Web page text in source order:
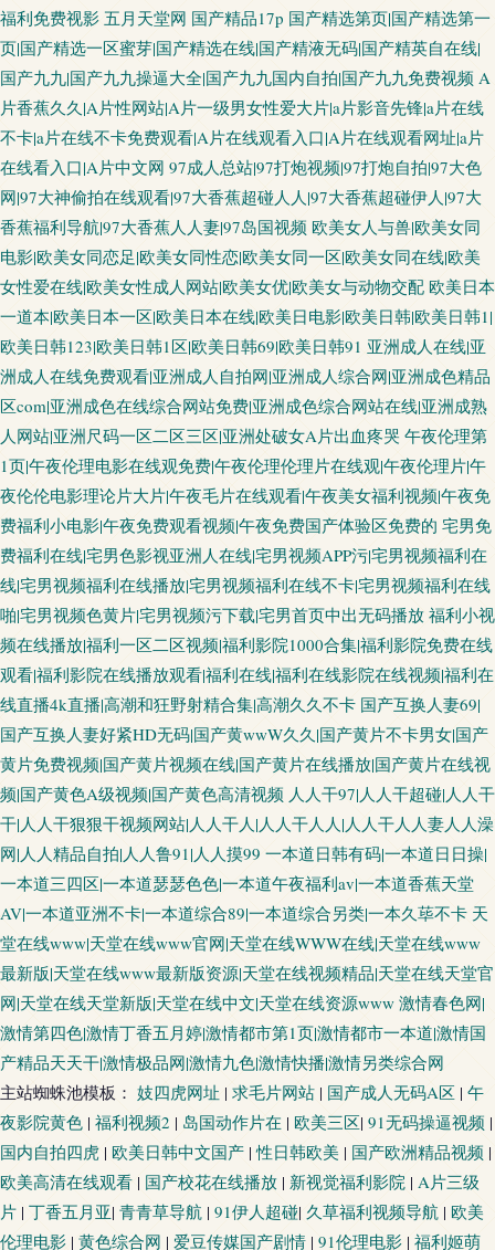
福利免费视影 五月天堂网 国产精品17p 国产精选第页|国产精选第一
页|国产精选一区蜜芽|国产精选在线|国产精液无码|国产精英自在线|
国产九九|国产九九操逼大全|国产九九国内自拍|国产九九免费视频 A
片香蕉久久|A片性网站|A片一级男女性爱大片|a片影音先锋|a片在线
不卡|a片在线不卡免费观看|A片在线观看入口|A片在线观看网址|a片
在线看入口|A片中文网 97成人总站|97打炮视频|97打炮自拍|97大色
网|97大神偷拍在线观看|97大香蕉超碰人人|97大香蕉超碰伊人|97大
香蕉福利导航|97大香蕉人人妻|97岛国视频 欧美女人与兽|欧美女同
电影|欧美女同恋足|欧美女同性恋|欧美女同一区|欧美女同在线|欧美
女性爱在线|欧美女性成人网站|欧美女优|欧美女与动物交配 欧美日本
一道本|欧美日本一区|欧美日本在线|欧美日电影|欧美日韩|欧美日韩1|
欧美日韩123|欧美日韩1区|欧美日韩69|欧美日韩91 亚洲成人在线|亚
洲成人在线免费观看|亚洲成人自拍网|亚洲成人综合网|亚洲成色精品
区com|亚洲成色在线综合网站免费|亚洲成色综合网站在线|亚洲成熟
人网站|亚洲尺码一区二区三区|亚洲处破女A片出血疼哭 午夜伦理第
1页|午夜伦理电影在线观免费|午夜伦理伦理片在线观|午夜伦理片|午
夜伦伦电影理论片大片|午夜毛片在线观看|午夜美女福利视频|午夜免
费福利小电影|午夜免费观看视频|午夜免费国产体验区免费的 宅男免
费福利在线|宅男色影视亚洲人在线|宅男视频APP污|宅男视频福利在
线|宅男视频福利在线播放|宅男视频福利在线不卡|宅男视频福利在线
啪|宅男视频色黄片|宅男视频污下载|宅男首页中出无码播放 福利小视
频在线播放|福利一区二区视频|福利影院1000合集|福利影院免费在线
观看|福利影院在线播放观看|福利在线|福利在线影院在线视频|福利在
线直播4k直播|高潮和狂野射精合集|高潮久久不卡 国产互换人妻69|
国产互换人妻好紧HD无码|国产黄wwW久久|国产黄片不卡男女|国产
黄片免费视频|国产黄片视频在线|国产黄片在线播放|国产黄片在线视
频|国产黄色A级视频|国产黄色高清视频 人人干97|人人干超碰|人人干
干|人人干狠狠干视频网站|人人干人|人人干人人|人人干人人妻人人澡
网|人人精品自拍|人人鲁91|人人摸99 一本道日韩有码|一本道日日操|
一本道三四区|一本道瑟瑟色色|一本道午夜福利av|一本道香蕉天堂
AV|一本道亚洲不卡|一本道综合89|一本道综合另类|一本久荜不卡 天
堂在线www|天堂在线www官网|天堂在线WWW在线|天堂在线www
最新版|天堂在线www最新版资源|天堂在线视频精品|天堂在线天堂官
网|天堂在线天堂新版|天堂在线中文|天堂在线资源www 激情春色网|
激情第四色|激情丁香五月婷|激情都市第1页|激情都市一本道|激情国
产精品天天干|激情极品网|激情九色|激情快播|激情另类综合网
主站蜘蛛池模板： 妓四虎网址 | 求毛片网站 | 国产成人无码A区 | 午
夜影院黄色 | 福利视频2 | 岛国动作片在 | 欧美三区| 91无码操逼视频 |
国内自拍四虎 | 欧美日韩中文国产 |性日韩欧美 | 国产欧洲精品视频 |
欧美高清在线观看 | 国产校花在线播放 | 新视觉福利影院 | A片三级
片 | 丁香五月亚| 青青草导航 | 91伊人超碰| 久草福利视频导航 | 欧美
伦理电影 | 黄色综合网 | 爱豆传媒国产剧情 | 91伦理电影 | 福利姬萌